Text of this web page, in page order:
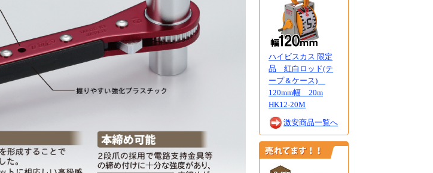
ハイビスカス 限定
品 紅白ロッド(テ
ープ＆ケース)
120mm幅 20m
HK12-20M
激安商品一覧へ